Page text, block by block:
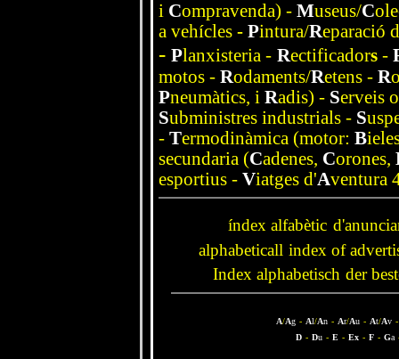
i Compravenda) - Museus/C
a vehícles - Pintura/Reparació
- Planxisteria - Rectificadors -
motos - Rodaments/Retens - R
Pneumàtics, i Radis) - Serveis
Subministres industrials - S
- Termodinàmica (motor: B
secundaria (Cadenes, Corones,
esportius - Viatges d'Aventura
índex alfabètic
alphabeticall index of
Index alphabetisch der
A/Ag - Al/An - Ar/Au - At/Av -
D - Du - E - Ex - F - Ga